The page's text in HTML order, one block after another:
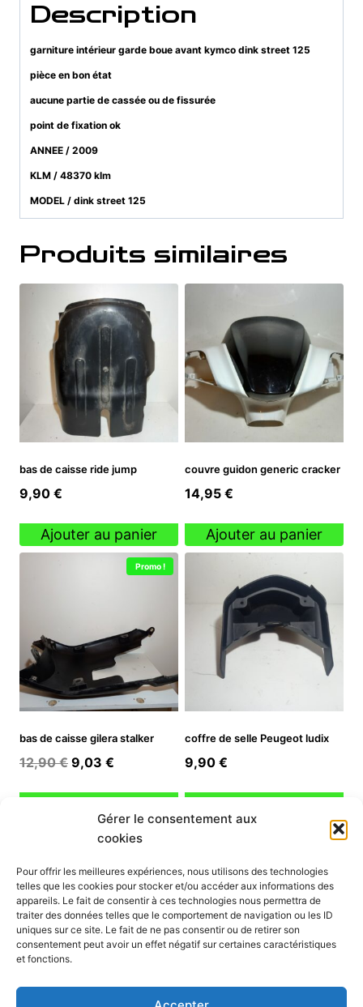
Gérer le consentement aux
cookies
Pour offrir les meilleures expériences, nous utilisons des technologies
telles que les cookies pour stocker et/ou accéder aux informations des
appareils. Le fait de consentir à ces technologies nous permettra de
traiter des données telles que le comportement de navigation ou les ID
uniques sur ce site. Le fait de ne pas consentir ou de retirer son
consentement peut avoir un effet négatif sur certaines caractéristiques
et fonctions.
125Description
garniture intérieur garde boue avant kymco dink street 125
pièce en bon état
aucune partie de cassée ou de fissurée
point de fixation ok
ANNEE / 2009
KLM / 48370 klm
MODEL / dink street 125
Produits similaires
bas de caisse ride jump
9,90 €
Ajouter au panier
couvre guidon generic cracker
14,95 €
Ajouter au panier
Promo !
bas de caisse gilera stalker
12,90€ Le
initial
était :
12,90 €.
9,03 €
actuel
est :
9,03 €.
coffre de selle Peugeot ludix
9,90 €
INFORMATION
Mon compte
Nous contacter
Mode paiement
Nos services
Politique de confidentialité